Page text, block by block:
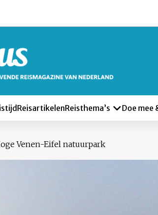
ReisartikelenReisthema’s Doe mee
Venen-Eifel natuurpark